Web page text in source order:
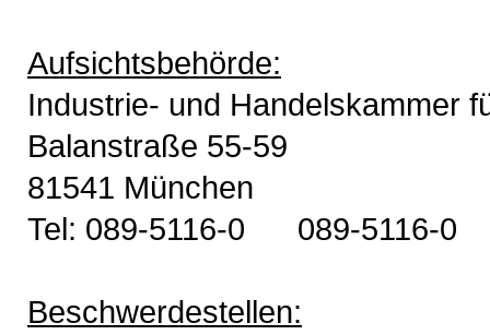
Aufsichtsbehörde:
Industrie- und Handelskammer
Balanstraße 55-59
81541 München
Tel: 089-5116-0 089-5116-0
Beschwerdestellen: